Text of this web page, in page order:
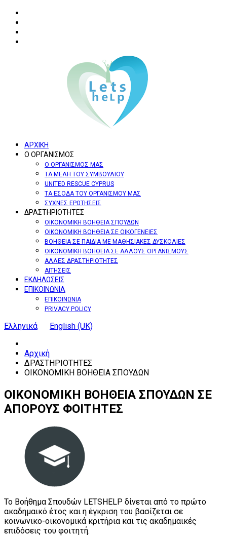
ΑΡΧΙΚΗ
Ο ΟΡΓΑΝΙΣΜΟΣ
Ο ΟΡΓΑΝΙΣΜΟΣ ΜΑΣ
ΤΑ ΜΕΛΗ ΤΟΥ ΣΥΜΒΟΥΛΙΟΥ
UNITED RESCUE CYPRUS
ΤΑ ΕΣΟΔΑ ΤΟΥ ΟΡΓΑΝΙΣΜΟΥ ΜΑΣ
ΣΥΧΝΕΣ ΕΡΩΤΗΣΕΙΣ
ΔΡΑΣΤΗΡΙΟΤΗΤΕΣ
ΟΙΚΟΝΟΜΙΚΗ ΒΟΗΘΕΙΑ ΣΠΟΥΔΩΝ
ΟΙΚΟΝΟΜΙΚΗ ΒΟΗΘΕΙΑ ΣΕ ΟΙΚΟΓΕΝΕΙΕΣ
ΒΟΗΘΕΙΑ ΣΕ ΠΑΙΔΙΑ ΜΕ ΜΑΘΗΣΙΑΚΕΣ ΔΥΣΚΟΛΙΕΣ
ΟΙΚΟΝΟΜΙΚΗ ΒΟΗΘΕΙΑ ΣΕ ΑΛΛΟΥΣ ΟΡΓΑΝΙΣΜΟΥΣ
ΑΛΛΕΣ ΔΡΑΣΤΗΡΙΟΤΗΤΕΣ
ΑΙΤΗΣΕΙΣ
ΕΚΔΗΛΩΣΕΙΣ
ΕΠΙΚΟΙΝΩΝΙΑ
ΕΠΙΚΟΙΝΩΝΙΑ
PRIVACY POLICY
Ελληνικά English (UK)
Αρχική
ΔΡΑΣΤΗΡΙΟΤΗΤΕΣ
ΟΙΚΟΝΟΜΙΚΗ ΒΟΗΘΕΙΑ ΣΠΟΥΔΩΝ
ΟΙΚΟΝΟΜΙΚΗ ΒΟΗΘΕΙΑ ΣΠΟΥΔΩΝ ΣΕ
ΑΠΟΡΟΥΣ ΦΟΙΤΗΤΕΣ
Το Βοήθημα Σπουδών LETSHELP δίνεται από το πρώτο
ακαδημαικό έτος και η έγκριση του βασίζεται σε
κοινωνικο-οικονομικά κριτήρια και τις ακαδημαικές
επιδόσεις του φοιτητή.